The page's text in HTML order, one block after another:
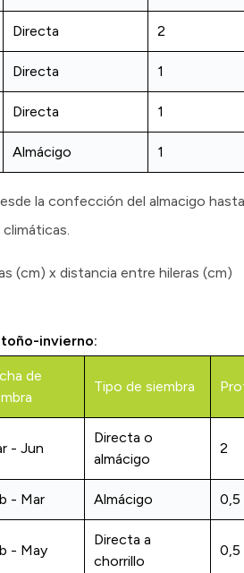
Directa 2
Directa 1
Directa 1
Almácigo 1
la confección del almacigo
(cm) x distancia entre hileras (cm)
invierno:
de
Tipo de siembra
- Jun
Directa o
almácigo
2
- Mar Almácigo 0,5
- May
Directa a
chorrillo
0,5